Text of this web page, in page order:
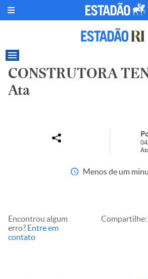
CONSTRUTORA
Ata
Menos de um
Encontrou algum
erro? Entre em
contato
Compartilhe: